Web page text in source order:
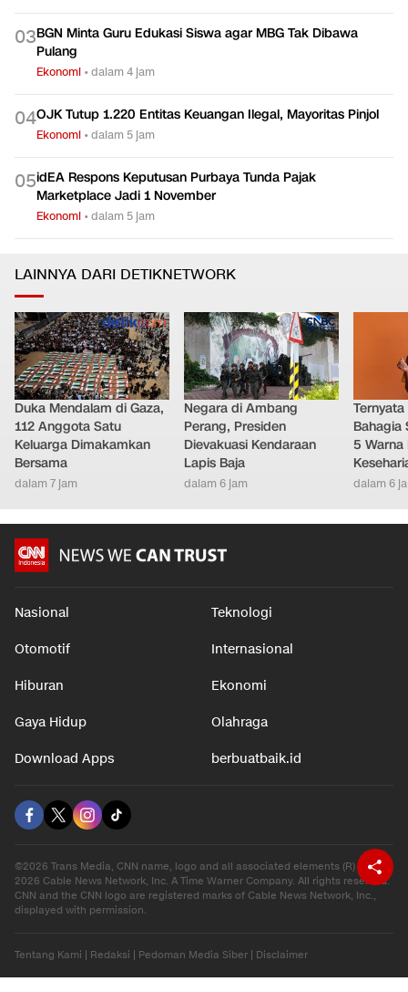
03BGN Minta Guru Edukasi Siswa agar MBG Tak Dibawa
Pulang
Ekonomi •dalam 4 jam
04OJK Tutup 1.220 Entitas Keuangan Ilegal, Mayoritas Pinjol
Ekonomi •dalam 5 jam
05idEA Respons Keputusan Purbaya Tunda Pajak
Marketplace Jadi 1 November
Ekonomi •dalam 5 jam
LAINNYA DARI DETIKNETWORK
Duka Mendalam di Gaza,
112 Anggota Satu
Keluarga Dimakamkan
Bersama
dalam 7 jam
Negara di Ambang
Perang, Presiden
Dievakuasi Kendaraan
Lapis Baja
dalam 6 jam
Bahagia
5
dalam 6
Nasional Teknologi
Otomotif Internasional
Hiburan Ekonomi
Gaya Hidup Olahraga
Download Apps berbuatbaik.id
©2026 Trans Media, CNN name, logo and all associated elements (R) and ©
2026 Cable News Network, Inc. A Time Warner Company. All rights reserved.
CNN and the CNN logo are registered marks of Cable News Network, Inc.,
displayed with permission.
Tentang Kami Redaksi Pedoman Media Siber Disclaimer